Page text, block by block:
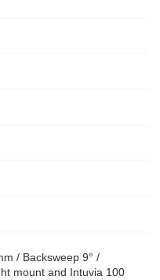
/ Backsweep 9° /
mount and Intuvia 100